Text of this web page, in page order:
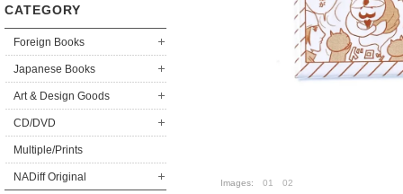
CATEGORY
Foreign Books
Japanese Books
Art & Design Goods
CD/DVD
Multiple/Prints
NADiff Original Images: 01
02